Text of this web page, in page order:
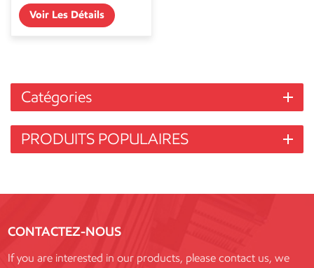
Voir Les Détails
Catégories
PRODUITS POPULAIRES
CONTACTEZ-NOUS
If you are interested in our products, please contact us, we